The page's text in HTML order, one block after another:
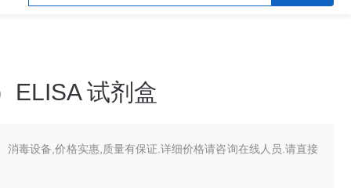
ELISA 试剂盒
消毒设备,价格实惠,质量有保证.详细价格请咨询在线人员.请直接